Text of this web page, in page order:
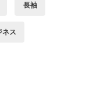
長袖
ネス